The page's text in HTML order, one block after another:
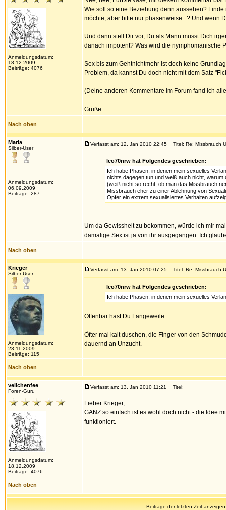
Anmeldungsdatum:
18.12.2009
Beiträge: 4076
Wie soll so eine Beziehung denn aussehen?
möchte, aber bitte nur phasenweise...? Und wenn
Und dann stell Dir vor, Du als Mann musst Dich
danach impotent? Was wird die nymphomanische
Sex bis zum Gehtnichtmehr ist doch keine
Problem, da kannst Du doch nicht mit dem Satz
(Deine anderen Kommentare im Forum fand ich
Grüße
Nach oben
Maria
Silber-User
Anmeldungsdatum:
06.09.2009
Beiträge: 287
Verfasst am: 12. Jan 2010 22:45 Titel: Re: Missbrauch
leo70nrw hat Folgendes geschrieben:
Ich habe Phasen, in denen mein sexuelles
nichts dagegen tun und weiß auch nicht,
(weiß nicht so recht, ob man das Missbrauch
Missbrauch eher zu einer Ablehnung von
Opfer ein extrem sexualisiertes Verhalten
Um da Gewissheit zu bekommen, würde ich mir
damalige Sex ist ja von ihr ausgegangen. Ich
Nach oben
Krieger
Silber-User
Anmeldungsdatum:
23.11.2009
Beiträge: 115
Verfasst am: 13. Jan 2010 07:25 Titel: Re: Missbrauch
leo70nrw hat Folgendes geschrieben:
Ich habe Phasen, in denen mein sexuelles
Offenbar hast Du Langeweile.
Öfter mal kalt duschen, die Finger von den
dauernd an Unzucht.
Nach oben
veilchenfee
Foren-Guru
Anmeldungsdatum:
18.12.2009
Beiträge: 4076
Verfasst am: 13. Jan 2010 11:21 Titel:
Lieber Krieger,
GANZ so einfach ist es wohl doch nicht - die Idee
funktioniert.
Nach oben
Beiträge der letzten Zeit